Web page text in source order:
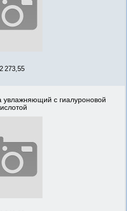
2 273,55
увлажняющий с гиалуроновой